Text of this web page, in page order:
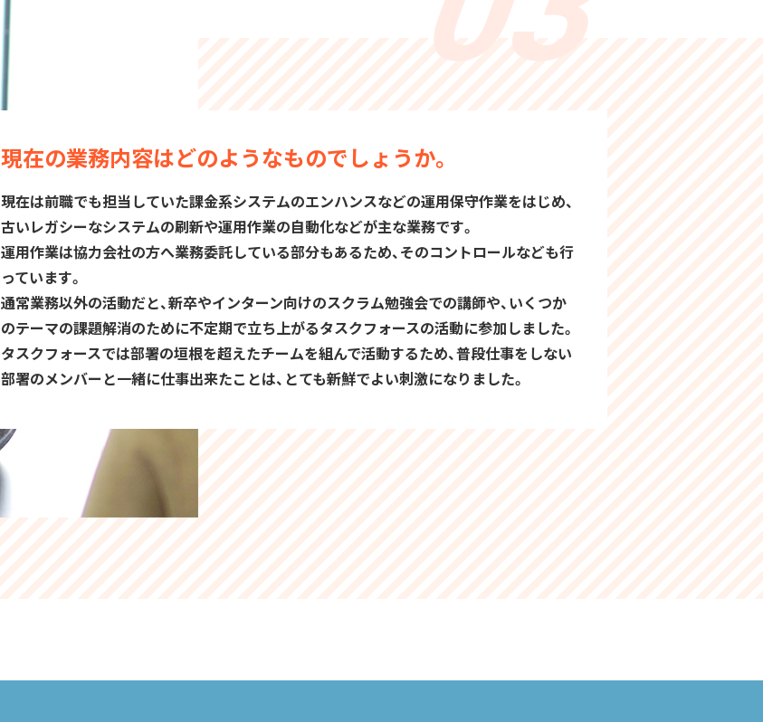
現在の業務内容はどのようなものでしょうか。
現在は前職でも担当していた課金系システムのエンハンスなどの運用保守作業をはじめ、
古いレガシーなシステムの刷新や運用作業の自動化などが主な業務です。
運用作業は協力会社の方へ業務委託している部分もあるため、そのコントロールなども行
っています。
通常業務以外の活動だと、新卒やインターン向けのスクラム勉強会での講師や、いくつか
のテーマの課題解消のために不定期で立ち上がるタスクフォースの活動に参加しました。
タスクフォースでは部署の垣根を超えたチームを組んで活動するため、普段仕事をしない
部署のメンバーと一緒に仕事出来たことは、とても新鮮でよい刺激になりました。